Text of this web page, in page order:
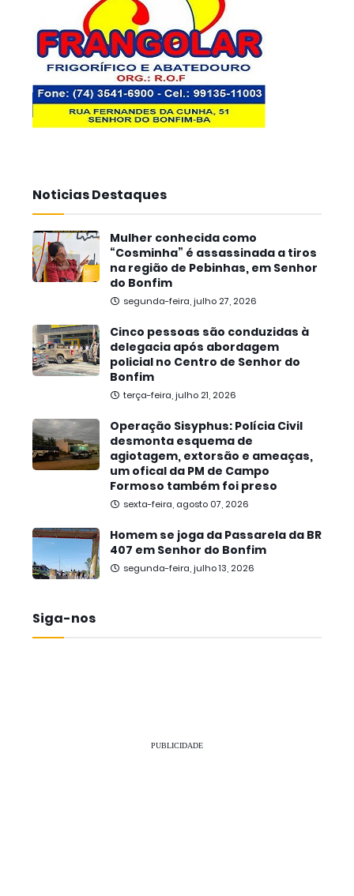
Noticias Destaques
Mulher conhecida como
“Cosminha” é assassinada a tiros
na região de Pebinhas, em Senhor
do Bonfim
segunda-feira, julho 27, 2026
Cinco pessoas são conduzidas à
delegacia após abordagem
policial no Centro de Senhor do
Bonfim
terça-feira, julho 21, 2026
Operação Sisyphus: Polícia Civil
desmonta esquema de
agiotagem, extorsão e ameaças,
um ofical da PM de Campo
Formoso também foi preso
sexta-feira, agosto 07, 2026
Homem se joga da Passarela da BR
407 em Senhor do Bonfim
segunda-feira, julho 13, 2026
Siga-nos
PUBLICIDADE